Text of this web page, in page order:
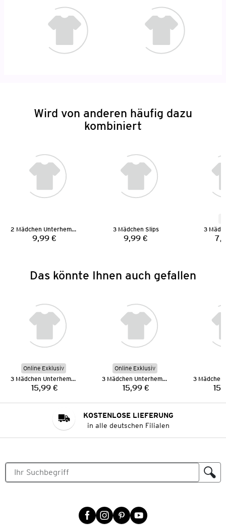
Wird von anderen häufig dazu
kombiniert
2 Mädchen Unterhemden
Preis:
9,99 €
3 Mädchen Slips
Preis:
9,99 €
3
Das könnte Ihnen auch gefallen
Online Exklusiv
3 Mädchen Unterhemden
Preis:
15,99 €
Online Exklusiv
3 Mädchen Unterhemden
Preis:
15,99 €
KOSTENLOSE LIEFERUNG
in alle deutschen Filialen